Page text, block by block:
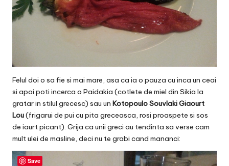
Felul doi o sa fie si mai mare, asa ca ia o pauza cu inca un ceai
si apoi poti incerca o Paidakia (cotlete de miel din Sikia la
gratar in stilul grecesc) sau un Kotopoulo Souvlaki Giaourt
Lou(frigarui de pui cu pita greceasca, rosi proaspete si sos
de iaurt picant). Grija ca unii greci au tendinta sa verse cam
mult ulei de masline, deci nu te grabi cand mananci:
Save